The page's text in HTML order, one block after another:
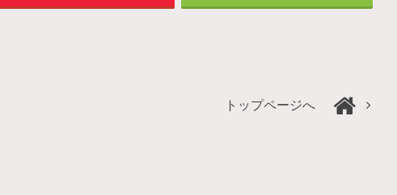
トップページへ